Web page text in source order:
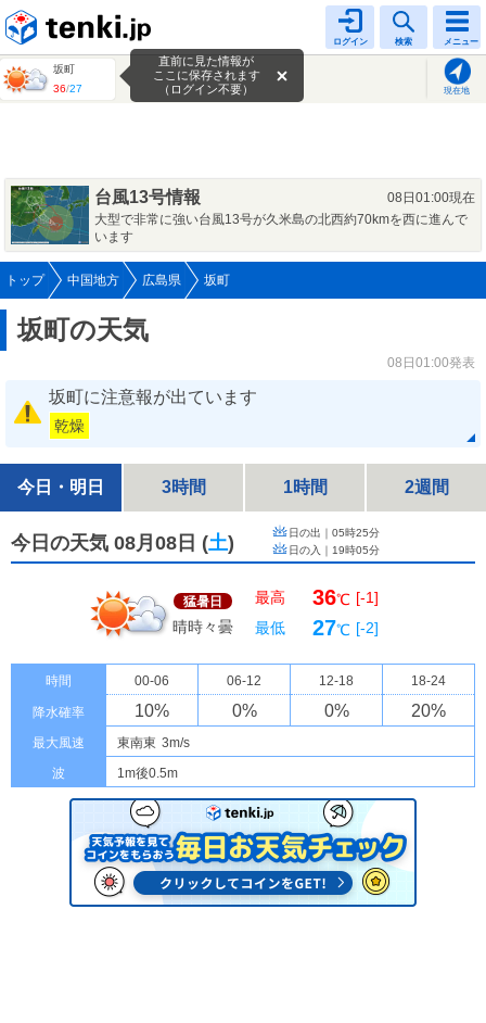
ログイン 検索 メニュー
坂町
36/27 現在地
直前に見た情報が
ここに保存されます
（ログイン不要）
台風13号情報
08日01:00現在
大型で非常に強い台風13号が久米島の北西約70kmを西に進んで
います
トップ 中国地方 広島県 坂町
坂町の天気
08日01:00発表
坂町に注意報が出ています
乾燥
今日・明日 3時間 1時間 2週間
今日の天気 08月08日 (土) 日の出｜ 05時25分
日の入｜ 19時05分
猛暑日
晴時々曇
最高 36℃ [-1]
最低
27℃ [-2]
時間 00-06 06-12 12-18 18-24
降水確率 10% 0% 0% 20%
最大風速 東南東 3m/s
波
1m後0.5m